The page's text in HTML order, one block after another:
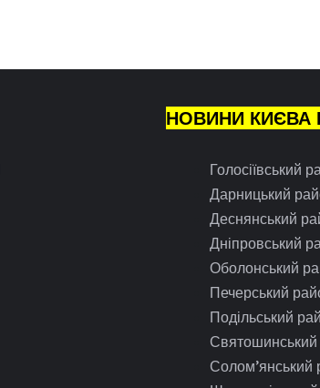
НОВИНИ КИЄВА
Голосіївський
Дарницький
Деснянський
Дніпровський
Оболонський
Печерський
Подільський
Святошинський
Солом’янський